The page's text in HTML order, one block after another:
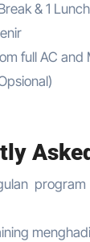
& 1
full AC and